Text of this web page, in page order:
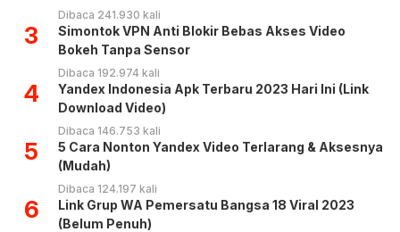
Dibaca 241.930 kali
3
Simontok VPN Anti Blokir Bebas Akses Video
Bokeh Tanpa Sensor
Dibaca 192.974 kali
4
Yandex Indonesia Apk Terbaru 2023 Hari Ini (Link
Download Video)
Dibaca 146.753 kali
5
5 Cara Nonton Yandex Video Terlarang & Aksesnya
(Mudah)
Dibaca 124.197 kali
6
Link Grup WA Pemersatu Bangsa 18 Viral 2023
(Belum Penuh)